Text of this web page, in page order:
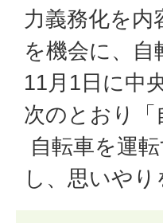
力義務化を
を機会に、
11月1日に中
次のとおり「
自転車を運
し、思いや